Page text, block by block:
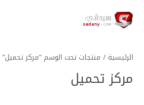
الرئيسية/ منتجات تحت الوسم “مركز تحميل”
مركز تحميل